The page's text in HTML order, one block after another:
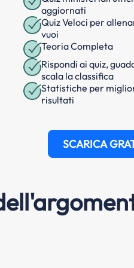
aggiornati
Quiz Veloci per
vuoi
Teoria Completa
Rispondi ai quiz,
scala la classifica
Statistiche per
risultati
SCARICA